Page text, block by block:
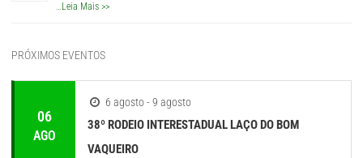
…Leia Mais >>
PRÓXIMOS EVENTOS
06
AGO
6 agosto - 9 agosto
38º RODEIO INTERESTADUAL LAÇO DO BOM
VAQUEIRO